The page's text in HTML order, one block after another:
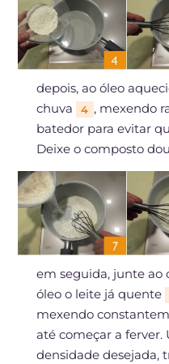
depois, ao óleo
chuva
4 , mexendo
batedor para evitar
Deixe o composto
em seguida, junte ao
óleo o leite já quente
mexendo
até começar a ferver.
densidade desejada,